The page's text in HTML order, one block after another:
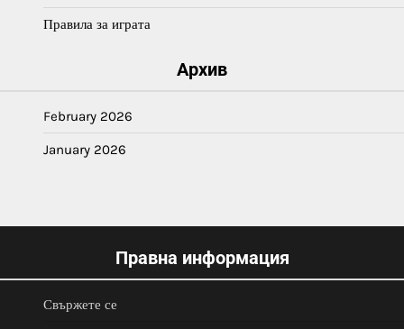
Правила за играта
Архив
February 2026
January 2026
Правна информация
Свържете се